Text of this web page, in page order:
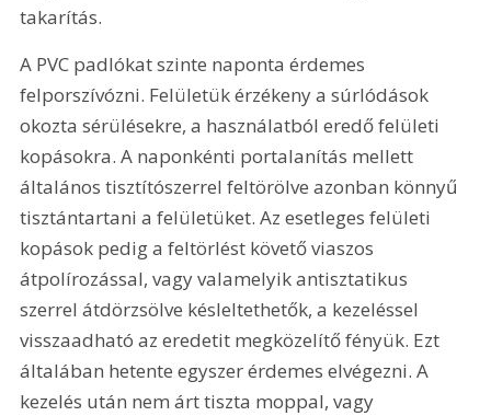
takarítás.
A PVC padlókat szinte naponta érdemes
felporszívózni. Felületük érzékeny a súrlódások
okozta sérülésekre, a használatból eredő felületi
kopásokra. A naponkénti portalanítás mellett
általános tisztítószerrel feltörölve azonban könnyű
tisztántartani a felületüket. Az esetleges felületi
kopások pedig a feltörlést követő viaszos
átpolírozással, vagy valamelyik antisztatikus
szerrel átdörzsölve késleltethetők, a kezeléssel
visszaadható az eredetit megközelítő fényük. Ezt
általában hetente egyszer érdemes elvégezni. A
kezelés után nem árt tiszta moppal, vagy